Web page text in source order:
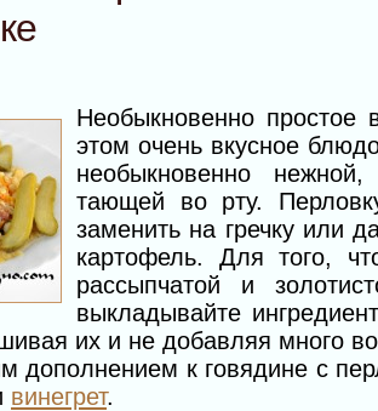
Необыкновенно простое
этом очень вкусное
необыкновенно
тающей во рту.
заменить на гречку или
картофель. Для того,
рассыпчатой и
выкладывайте
их и не добавляя много
дополнением к говядине с
винегрет.